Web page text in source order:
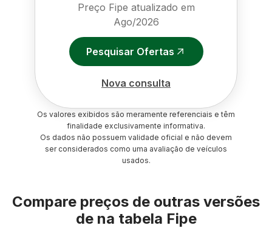
Preço Fipe atualizado em
Ago/2026
Pesquisar Ofertas
Nova consulta
Os valores exibidos são meramente referenciais e têm
finalidade exclusivamente informativa.
Os dados não possuem validade oficial e não devem
ser considerados como uma avaliação de veículos
usados.
Compare preços de outras versões
de na tabela Fipe